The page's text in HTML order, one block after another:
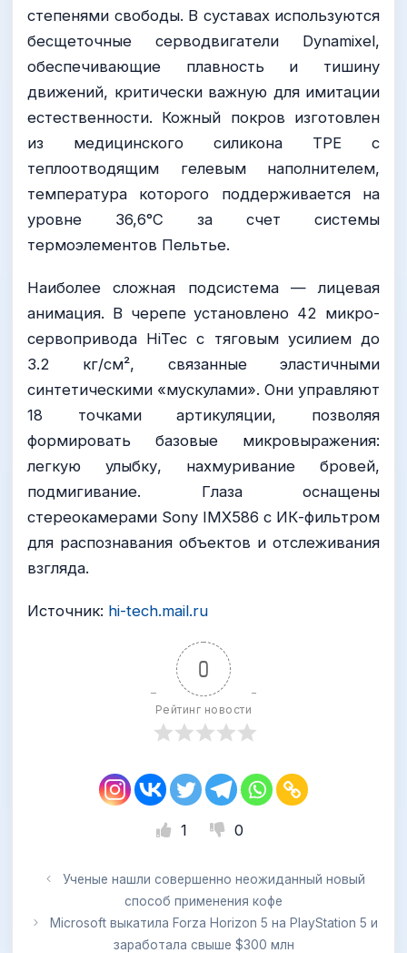
степенями свободы. В суставах используются
бесщеточные серводвигатели Dynamixel,
обеспечивающие плавность и тишину
движений, критически важную для имитации
естественности. Кожный покров изготовлен
из медицинского силикона TPE с
теплоотводящим гелевым наполнителем,
температура которого поддерживается на
уровне 36,6°C за счет системы
термоэлементов Пельтье.
Наиболее сложная подсистема — лицевая
анимация. В черепе установлено 42 микро-
сервопривода HiTec с тяговым усилием до
3.2 кг/см², связанные эластичными
синтетическими «мускулами». Они управляют
18 точками артикуляции, позволяя
формировать базовые микровыражения:
легкую улыбку, нахмуривание бровей,
подмигивание. Глаза оснащены
стереокамерами Sony IMX586 с ИК-фильтром
для распознавания объектов и отслеживания
взгляда.
Источник: hi-tech.mail.ru
0
Рейтинг новости
1 0
Ученые нашли совершенно неожиданный новый
способ применения кофе
Microsoft выкатила Forza Horizon 5 на PlayStation 5 и
заработала свыше $300 млн